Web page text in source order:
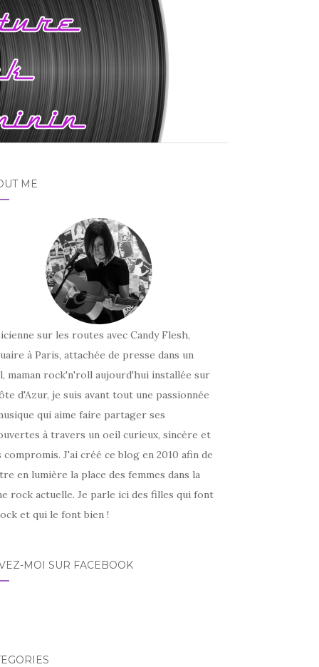
ME
sur les routes avec Candy Flesh,
à Paris, attachée de presse dans un
maman rock'n'roll aujourd'hui installée sur
d'Azur, je suis avant tout une passionnée
qui aime faire partager ses
à travers un oeil curieux, sincère et
compromis. J'ai créé ce blog en 2010 afin de
en lumière la place des femmes dans la
rock actuelle. Je parle ici des filles qui font
et qui le font bien !
MOI SUR FACEBOOK